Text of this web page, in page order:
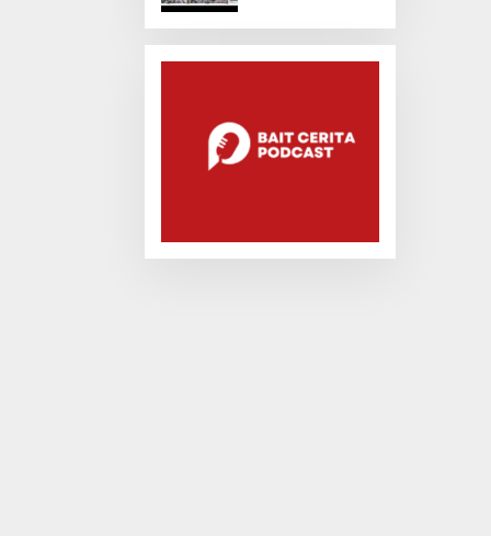
Batu Merah